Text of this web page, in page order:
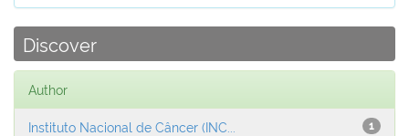
Discover
Author
1
Instituto Nacional de Câncer (INC...